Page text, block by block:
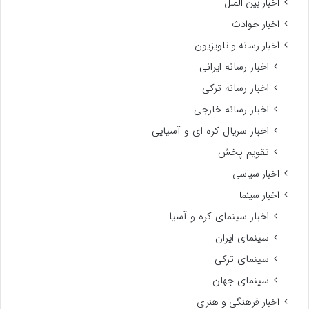
اخبار حوادث
اخبار رسانه و تلویزیون
اخبار رسانه ایرانی
اخبار رسانه ترکی
اخبار رسانه خارجی
اخبار سریال کره ای و آسیایی
تقویم پخش
اخبار سیاسی
اخبار سینما
اخبار سینمای کره و آسیا
سینمای ایران
سینمای ترکی
سینمای جهان
اخبار فرهنگی و هنری